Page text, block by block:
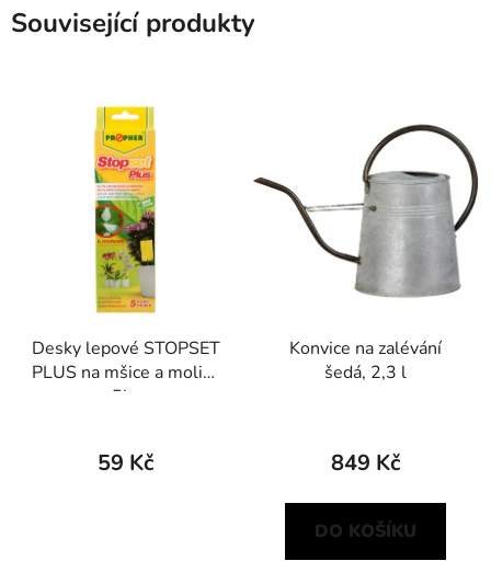
Související produkty
Desky lepové STOPSET
PLUS na mšice a molice
5ks
59 Kč
Konvice na zalévání
šedá, 2,3 l
849 Kč
DO KOŠÍKU